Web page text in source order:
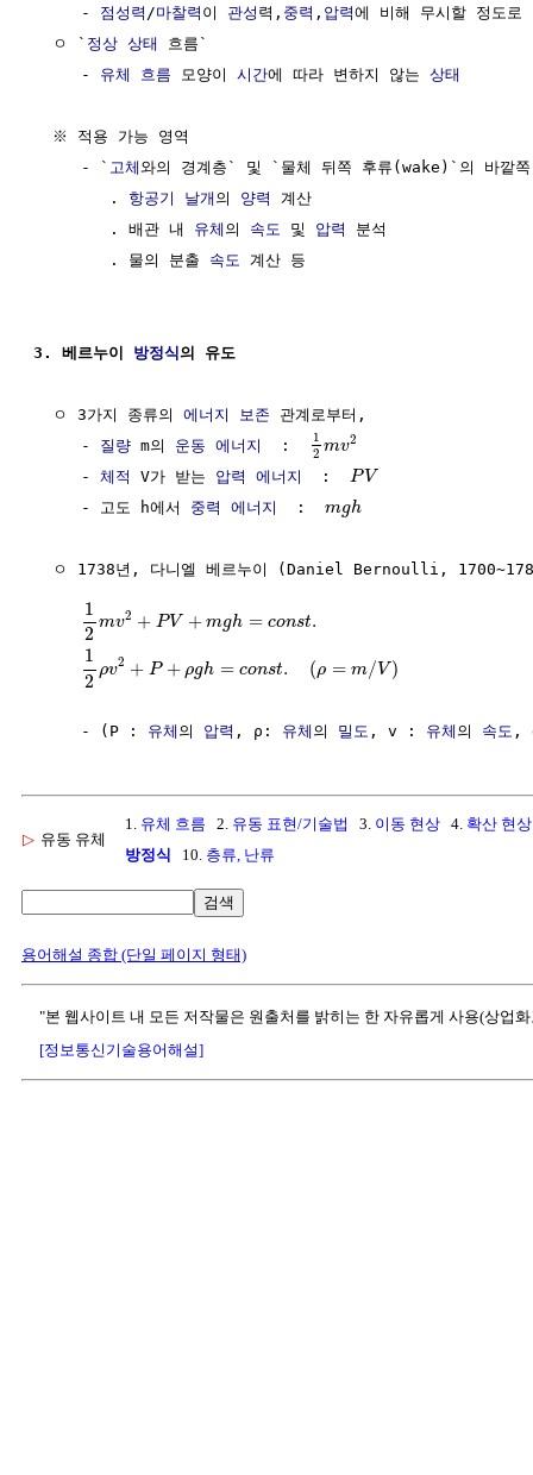
     -
점성력 /마찰력 이 관성 력, 중력 , 압력에 비해 무시할 정도로
  ㅇ `
정상 상태
흐름`
     -
유체 흐름 모양이 시간에 따라 변하지 않는 상태
  ※ 적용 가능 영역
     - `
고체와의 경계층` 및 `물체 뒤쪽 후류(wake)`의 바깥
        .
항공기 날개 의 양력
계산
        . 배관 내
유체 의 속도 및 압력
분석
        . 물의 분출
속도 계산 등
3. 베르누이 방정식의 유도
  ㅇ 3가지 종류의
에너지 보존 관계로부터,
     -
질량 m의 운동 에너지
  :
1
2 mv2
     -
체적 V가 받는 압력 에너지
  :
PV
     - 고도 h에서
중력 에너지
  :
mgh
ㅇ 1738년, 다니엘 베르누이 (Daniel Bernoulli,
1
2
mv2 + PV + mgh = const.
1
2
ρv2 + P + ρgh = const. (ρ = m/ V )
     - (P :
유체 의 압력 , ρ: 유체 의 밀도 , v : 유체 의 속도 ,
▷ 유동 유체
1. 유체 흐름 2. 유동 표현/기술법 3. 이동 현상 4. 확산 현상
방정식 10. 층류, 난류
검색
용어해설 종합 (단일 페이지 형태)
"본 웹사이트 내 모든 저작물은 원출처를 밝히는 한 자유롭게 사용(상업
[정보통신기술용어해설]